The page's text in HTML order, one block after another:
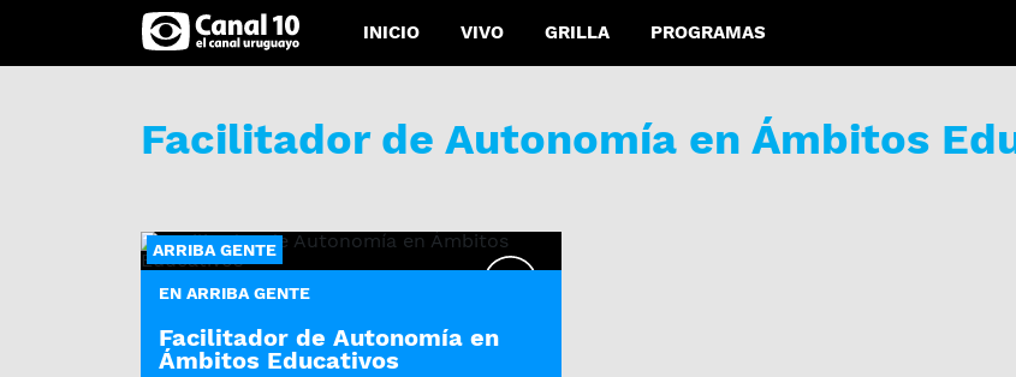
INICIO VIVO GRILLA PROGRAMAS
Facilitador de Autonomía en Ámbitos
ARRIBA GENTE
EN ARRIBA GENTE
Facilitador de Autonomía en
Ámbitos Educativos